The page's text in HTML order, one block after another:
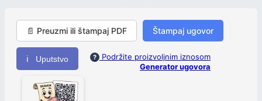
📄 Preuzmi ili štampaj PDF Štampaj ugovor
ℹ Uputstvo ?
Podržite proizvoljnim iznosom
Generator ugovora